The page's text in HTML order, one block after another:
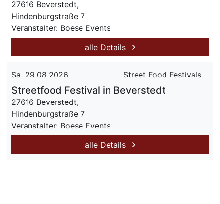
27616 Beverstedt,
Hindenburgstraße 7
Veranstalter: Boese Events
alle Details
Sa. 29.08.2026 Street Food Festivals
Streetfood Festival in Beverstedt
27616 Beverstedt,
Hindenburgstraße 7
Veranstalter: Boese Events
alle Details